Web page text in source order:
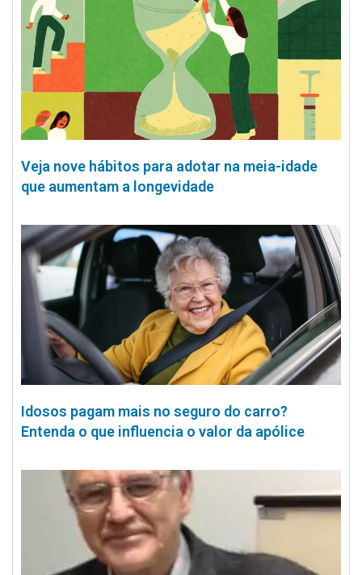
Veja nove hábitos para adotar na meia-idade
que aumentam a longevidade
Idosos pagam mais no seguro do carro?
Entenda o que influencia o valor da apólice